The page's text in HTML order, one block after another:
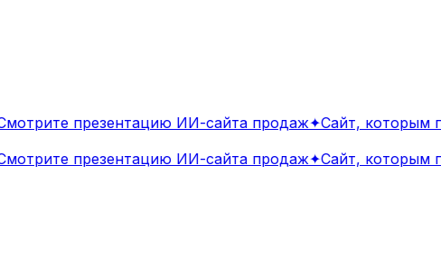
презентацию ИИ-сайта продаж✦Сайт, которым
презентацию ИИ-сайта продаж✦Сайт, которым